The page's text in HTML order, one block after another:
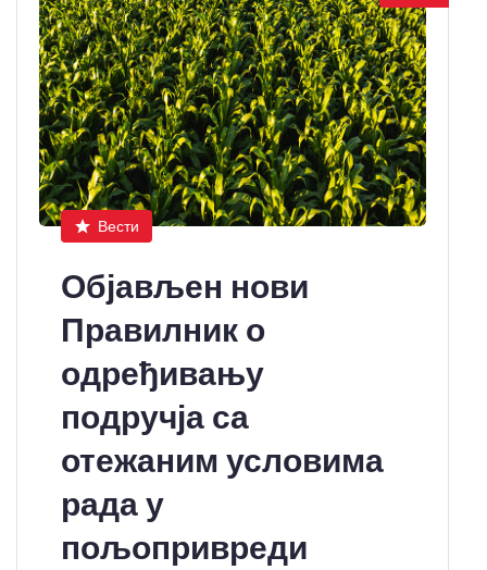
Вести
Објављен нови
Правилник о
одређивању
подручја са
отежаним условима
рада у
пољопривреди